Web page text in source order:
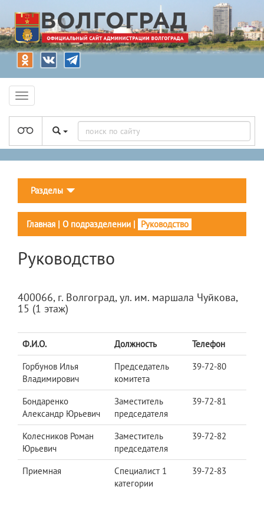
Разделы
Главная | О подразделении | Руководство
Руководство
400066, г. Волгоград, ул. им. маршала Чуйкова,
15 (1 этаж)
Ф.И.О. Должность
Телефон
Горбунов Илья
Владимирович
Председатель
комитета
39-72-80
Бондаренко
Александр Юрьевич
Заместитель
председателя
39-72-81
Колесников Роман
Юрьевич
Заместитель
председателя
39-72-82
Приемная
Специалист 1
категории
39-72-83